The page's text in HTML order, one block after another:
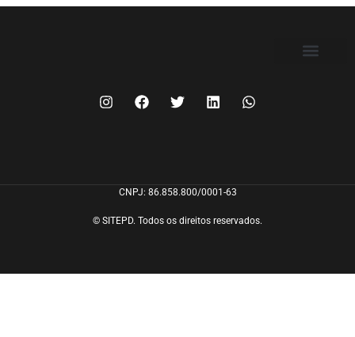
CNPJ: 86.858.800/0001-63
© SITEPD. Todos os direitos reservados.